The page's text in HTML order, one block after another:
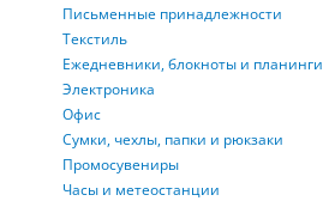
Письменные принадлежности
Текстиль
Ежедневники, блокноты и планинги
Электроника
Офис
Сумки, чехлы, папки и рюкзаки
Промосувениры
Часы и метеостанции